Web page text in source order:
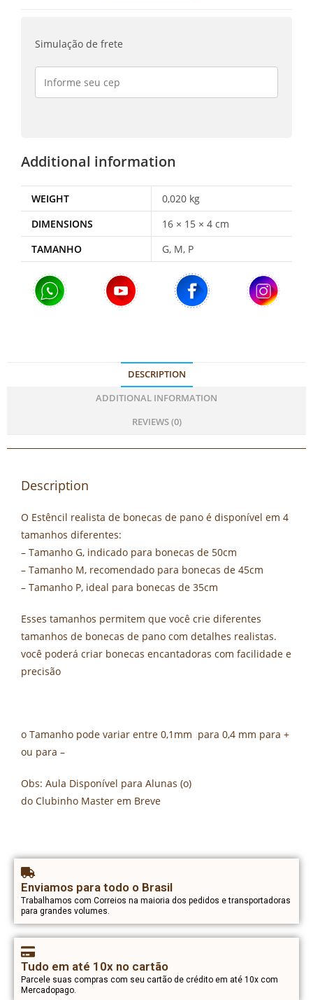
Simulação de frete
Additional information
WEIGHT
0,020 kg
DIMENSIONS
16 × 15 × 4 cm
TAMANHO
G, M, P
DESCRIPTION
ADDITIONAL INFORMATION
REVIEWS (0)
Description
O Estêncil realista de bonecas de pano é disponível em 4
tamanhos diferentes:
– Tamanho G, indicado para bonecas de 50cm
– Tamanho M, recomendado para bonecas de 45cm
– Tamanho P, ideal para bonecas de 35cm
Esses tamanhos permitem que você crie diferentes
tamanhos de bonecas de pano com detalhes realistas.
você poderá criar bonecas encantadoras com facilidade e
precisão
o Tamanho pode variar entre 0,1mm para 0,4 mm para +
ou para –
Obs: Aula Disponível para Alunas (o)
do Clubinho Master em Breve
Enviamos para todo o Brasil
Trabalhamos com Correios na maioria dos pedidos e transportadoras
para grandes volumes.
Tudo em até 10x no cartão
Parcele suas compras com seu cartão de crédito em até 10x com
Mercadopago.